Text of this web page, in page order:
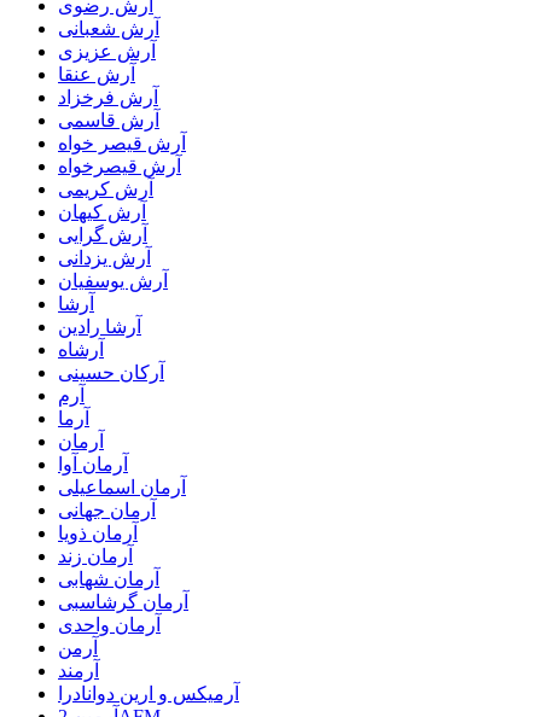
آرش رضوی
آرش شعبانی
آرش عزیزی
آرش عنقا
آرش فرخزاد
آرش قاسمی
آرش قیصر خواه
آرش قیصرخواه
آرش کریمی
آرش کیهان
آرش گرایی
آرش یزدانی
آرش یوسفیان
آرشا
آرشا رادین
آرشاه
آرکان حسینی
آرم
آرما
آرمان
آرمان آوا
آرمان اسماعیلی
آرمان جهانی
آرمان ذویا
آرمان زند
آرمان شهابی
آرمان گرشاسبی
آرمان واحدی
آرمن
آرمند
آرمیکس و ارین دوانادرا